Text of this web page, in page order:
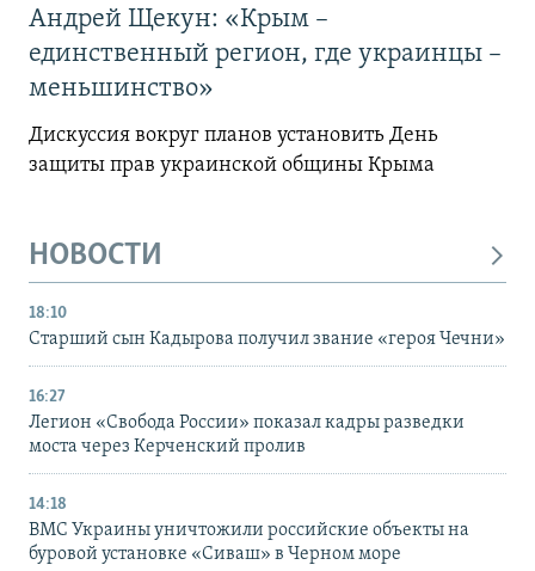
Андрей Щекун: «Крым –
единственный регион, где украинцы –
меньшинство»
Дискуссия вокруг планов установить День
защиты прав украинской общины Крыма
НОВОСТИ
18:10
Старший сын Кадырова получил звание «героя Чечни»
16:27
Легион «Свобода России» показал кадры разведки
моста через Керченский пролив
14:18
ВМС Украины уничтожили российские объекты на
буровой установке «Сиваш» в Черном море